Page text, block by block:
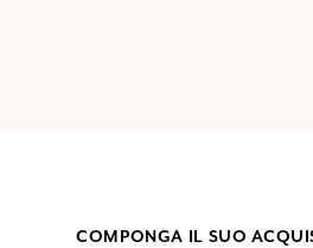
COMPONGA IL SUO